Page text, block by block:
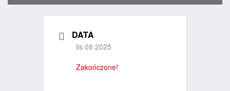
DATA
lis 08 2025
Zakończone!